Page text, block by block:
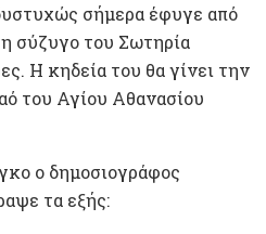
σήμερα έφυγε από
σύζυγο του Σωτηρία
Η κηδεία του θα γίνει την
του Αγίου Αθανασίου
ο δημοσιογράφος
τα εξής: